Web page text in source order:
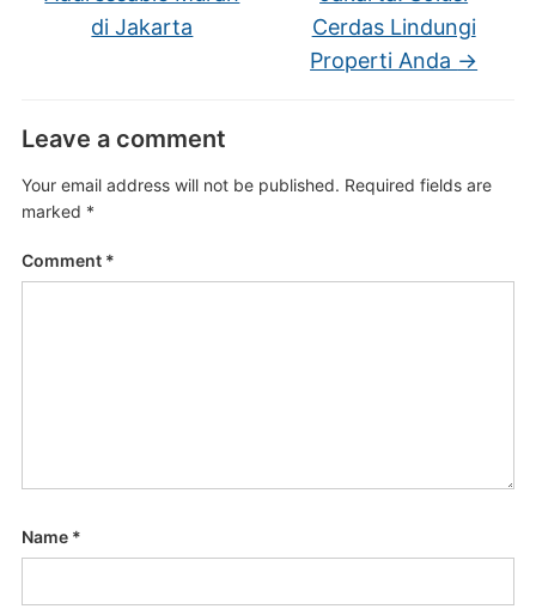
di Jakarta
Cerdas Lindungi
Properti Anda →
Leave a comment
Your email address will not be published. Required fields are
marked *
Comment *
Name *